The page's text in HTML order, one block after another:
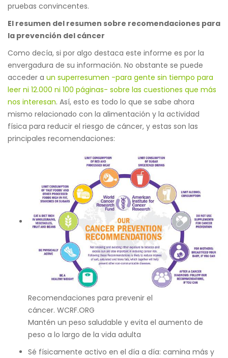
pruebas convincentes.
El resumen del resumen sobre recomendaciones para
la prevención del cáncer
Como decía, si por algo destaca este informe es por la
envergadura de su información. No obstante se puede
acceder a un superresumen -para gente sin tiempo para
leer ni 12.000 ni 100 páginas- sobre las cuestiones que más
nos interesan. Así, esto es todo lo que se sabe ahora
mismo relacionado con la alimentación y la actividad
física para reducir el riesgo de cáncer, y estas son las
principales recomendaciones:
Recomendaciones para prevenir el
cáncer. WCRF.ORG
Mantén un peso saludable y evita el aumento de
peso a lo largo de la vida adulta
Sé físicamente activo en el día a día: camina más y